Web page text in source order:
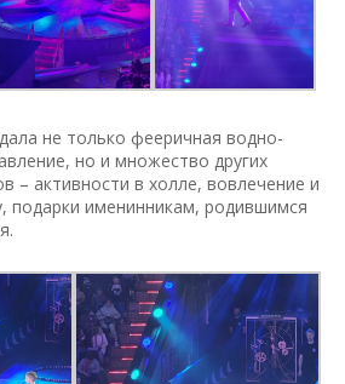
не только фееричная водно-
но и множество других
– активности в холле, вовлечение и
подарки именинникам, родившимся